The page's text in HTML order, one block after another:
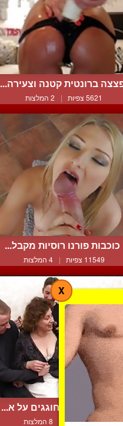
ברונטית קטנה וצעירה...
5621 צפיות | 2 המלצות
כוכבות פורנו רוסיות מקבל...
11549 צפיות | 4 המלצות
צעירים חוגגים על א...
12426 צפיות 8 המלצות
X